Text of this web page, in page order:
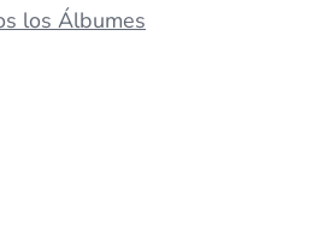
los Álbumes